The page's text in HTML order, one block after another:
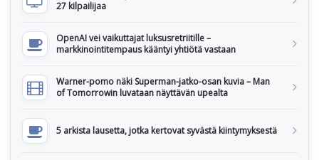
27 kilpailijaa
OpenAI vei vaikuttajat luksusretriitille –
markkinointitempaus kääntyi yhtiötä vastaan
Warner-pomo näki Superman-jatko-osan kuvia – Man
of Tomorrowin luvataan näyttävän upealta
5 arkista lausetta, jotka kertovat syvästä kiintymyksestä